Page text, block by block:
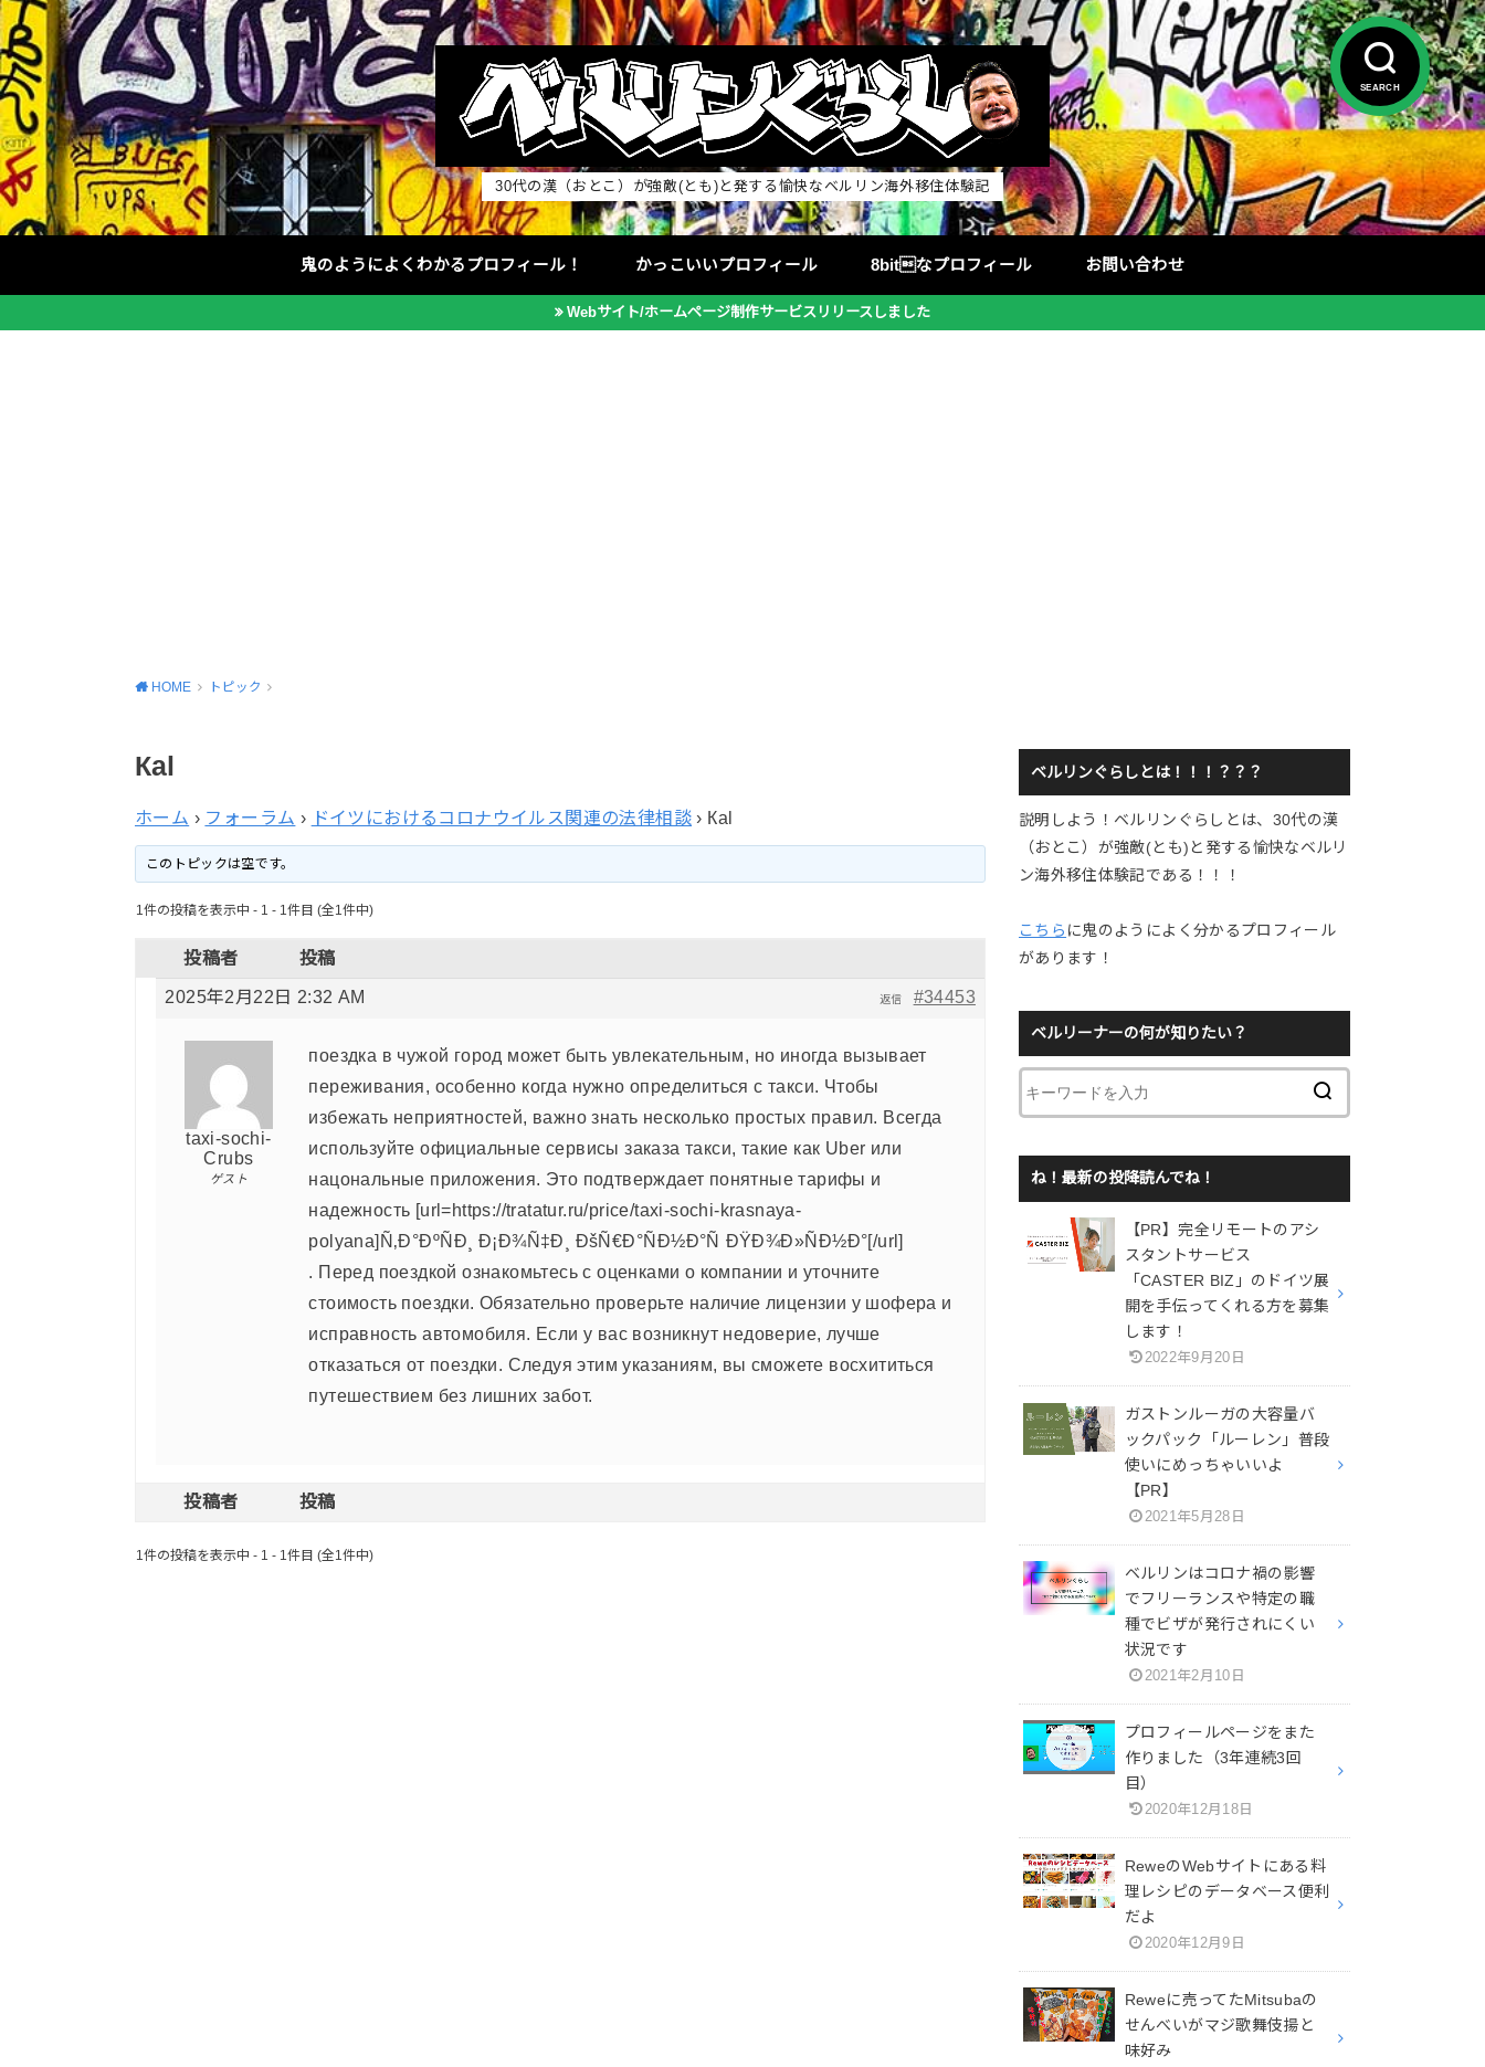
SEARCH
30代の漢（おとこ）が強敵(とも)と発する愉快なベルリン海外移住体験記
鬼のようによくわかるプロフィール！ かっこいいプロフィール 8bitなプロフィール お問い合わせ
Webサイト/ホームページ制作サービスリリースしました
HOME トピック
Каl
ホーム › フォーラム › ドイツにおけるコロナウイルス関連の法律相談 › Каl
このトピックは空です。
1件の投稿を表示中 - 1 - 1件目 (全1件中)
投稿者 投稿
2025年2月22日 2:32 AM #34453
返信
taxi-sochi-
Crubs
ゲスト
поездка в чужой город может быть увлекательным, но иногда вызывает
переживания, особенно когда нужно определиться с такси. Чтобы
избежать неприятностей, важно знать несколько простых правил. Всегда
используйте официальные сервисы заказа такси, такие как Uber или
нацональные приложения. Это подтверждает понятные тарифы и
надежность [url=https://tratatur.ru/price/taxi-sochi-krasnaya-
polyana]Ñ‚Ð°ÐºÑÐ¸ Ð¡Ð¾Ñ‡Ð¸ ÐšÑ€Ð°ÑÐ½Ð°Ñ ÐŸÐ¾Ð»ÑÐ½Ð°[/url]
. Перед поездкой ознакомьтесь с оценками о компании и уточните
стоимость поездки. Обязательно проверьте наличие лицензии у шофера и
исправность автомобиля. Если у вас возникнут недоверие, лучше
отказаться от поездки. Следуя этим указаниям, вы сможете восхититься
путешествием без лишних забот.
投稿者 投稿
1件の投稿を表示中 - 1 - 1件目 (全1件中)
ベルリンぐらしとは！！！？？？
説明しよう！ベルリンぐらしとは、30代の漢
（おとこ）が強敵(とも)と発する愉快なベルリ
ン海外移住体験記である！！！
こちら に鬼のようによく分かるプロフィール
があります！
ベルリーナーの何が知りたい？
ね！最新の投降読んでね！
【PR】完全リモートのアシ
スタントサービス
「CASTER BIZ」のドイツ展
開を手伝ってくれる方を募集
します！
2022年9月20日
ガストンルーガの大容量バ
ックパック「ルーレン」普段
使いにめっちゃいいよ
【PR】
2021年5月28日
ベルリンはコロナ禍の影響
でフリーランスや特定の職
種でビザが発行されにくい
状況です
2021年2月10日
プロフィールページをまた
作りました（3年連続3回
目）
2020年12月18日
ReweのWebサイトにある料
理レシピのデータベース便利
だよ
2020年12月9日
Reweに売ってたMitsubaの
せんべいがマジ歌舞伎揚と
味好み